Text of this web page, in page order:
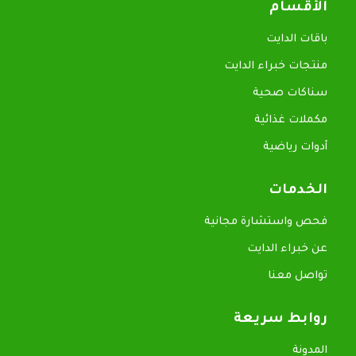
الأقسام
باقات الدايت
منتجات خبراء الدايت
سناكات صحية
مكملات غذائية
أدوات رياضية
الخدمات
فحص واستشارة مجانية
عن خبراء الدايت
تواصل معنا
روابط سريعة
المدونة